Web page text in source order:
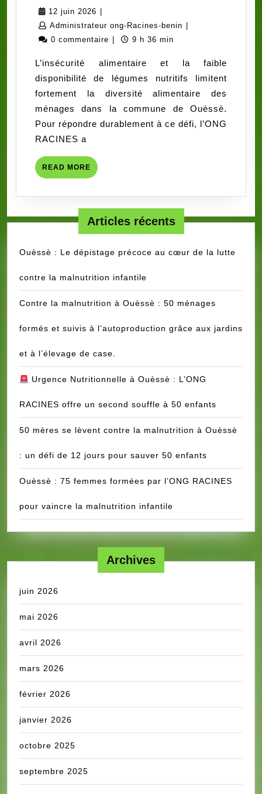
malnutrition
à
50
ménages
formés
et
jardins
et
à
case.
12 juin 2026 12
juin
2026
|
Administrateur ong-Racines-benin Administrateur
benin
|
0 commentaire | 9 h 36 min
L’insécurité alimentaire et la faible
disponibilité de légumes nutritifs limitent
fortement la diversité alimentaire des
ménages dans la commune de Ouèssè.
Pour répondre durablement à ce défi, l’ONG
RACINES a
READ MORE READ
MORE
Articles récents
Ouèssè : Le dépistage précoce au cœur de la lutte
contre la malnutrition infantile
Contre la malnutrition à Ouèssè : 50 ménages
formés et suivis à l’autoproduction grâce aux jardins
et à l’élevage de case.
Urgence Nutritionnelle à Ouèssè : L’ONG
RACINES offre un second souffle à 50 enfants
50 mères se lèvent contre la malnutrition à Ouèssè
: un défi de 12 jours pour sauver 50 enfants
Ouèssè : 75 femmes formées par l’ONG RACINES
pour vaincre la malnutrition infantile
Archives
juin 2026
mai 2026
avril 2026
mars 2026
février 2026
janvier 2026
octobre 2025
septembre 2025